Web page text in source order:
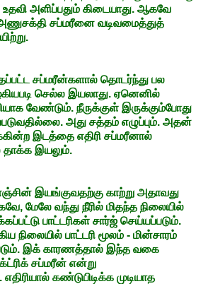
அளிப்பதும் கிடையாது. ஆகவே
சப்மரீனை வடிவமைத்துத்
சப்மரீன்களால் தொடர்ந்து பல
செல்ல இயலாது. ஏனெனில்
வேண்டும். நீருக்குள் இருக்கும்போது
அது சத்தம் எழுப்பும். அதன்
இடத்தை எதிரி சப்மரீனால்
தாக்க இயலும்.
இயங்குவதற்கு காற்று அதாவது
மேலே வந்து நீரில் மிதந்த நிலையில்
பாட்டரிகள் சார்ஜ் செய்யப்படும்.
நிலையில் பாட்டரி மூலம் - மின்சாரம்
இக் காரணத்தால் இந்த வகை
சப்மரீன் என்று
கண்டுபிடிக்க முடியாத